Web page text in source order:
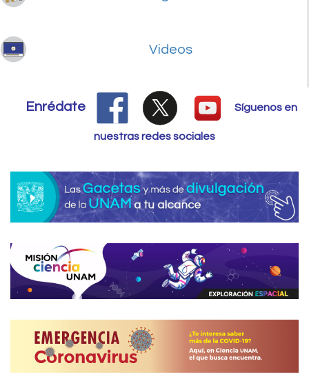
Videos
Enrédate Síguenos en
nuestras redes sociales